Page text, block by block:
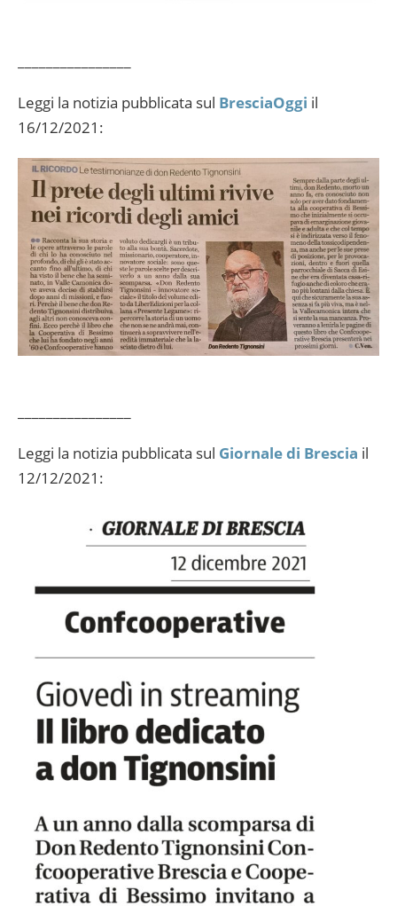
Leggi la notizia pubblicata sul BresciaOggi il
16/12/2021:
Leggi la notizia pubblicata sul Giornale di Brescia il
12/12/2021: